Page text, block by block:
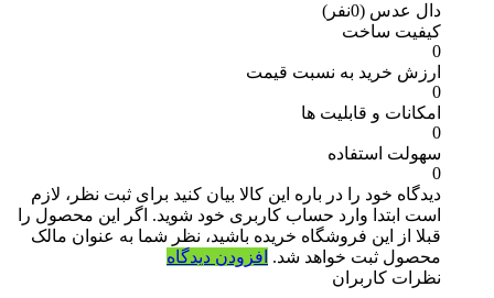
دال عدس (0نفر)
کیفیت ساخت
0
ارزش خرید به نسبت قیمت
0
امکانات و قابلیت ها
0
سهولت استفاده
0
دیدگاه خود را در باره این کالا بیان کنید برای ثبت نظر، لازم
است ابتدا وارد حساب کاربری خود شوید. اگر این محصول را
قبلا از این فروشگاه خریده باشید، نظر شما به عنوان مالک
محصول ثبت خواهد شد. افزودن دیدگاه
نظرات کاربران